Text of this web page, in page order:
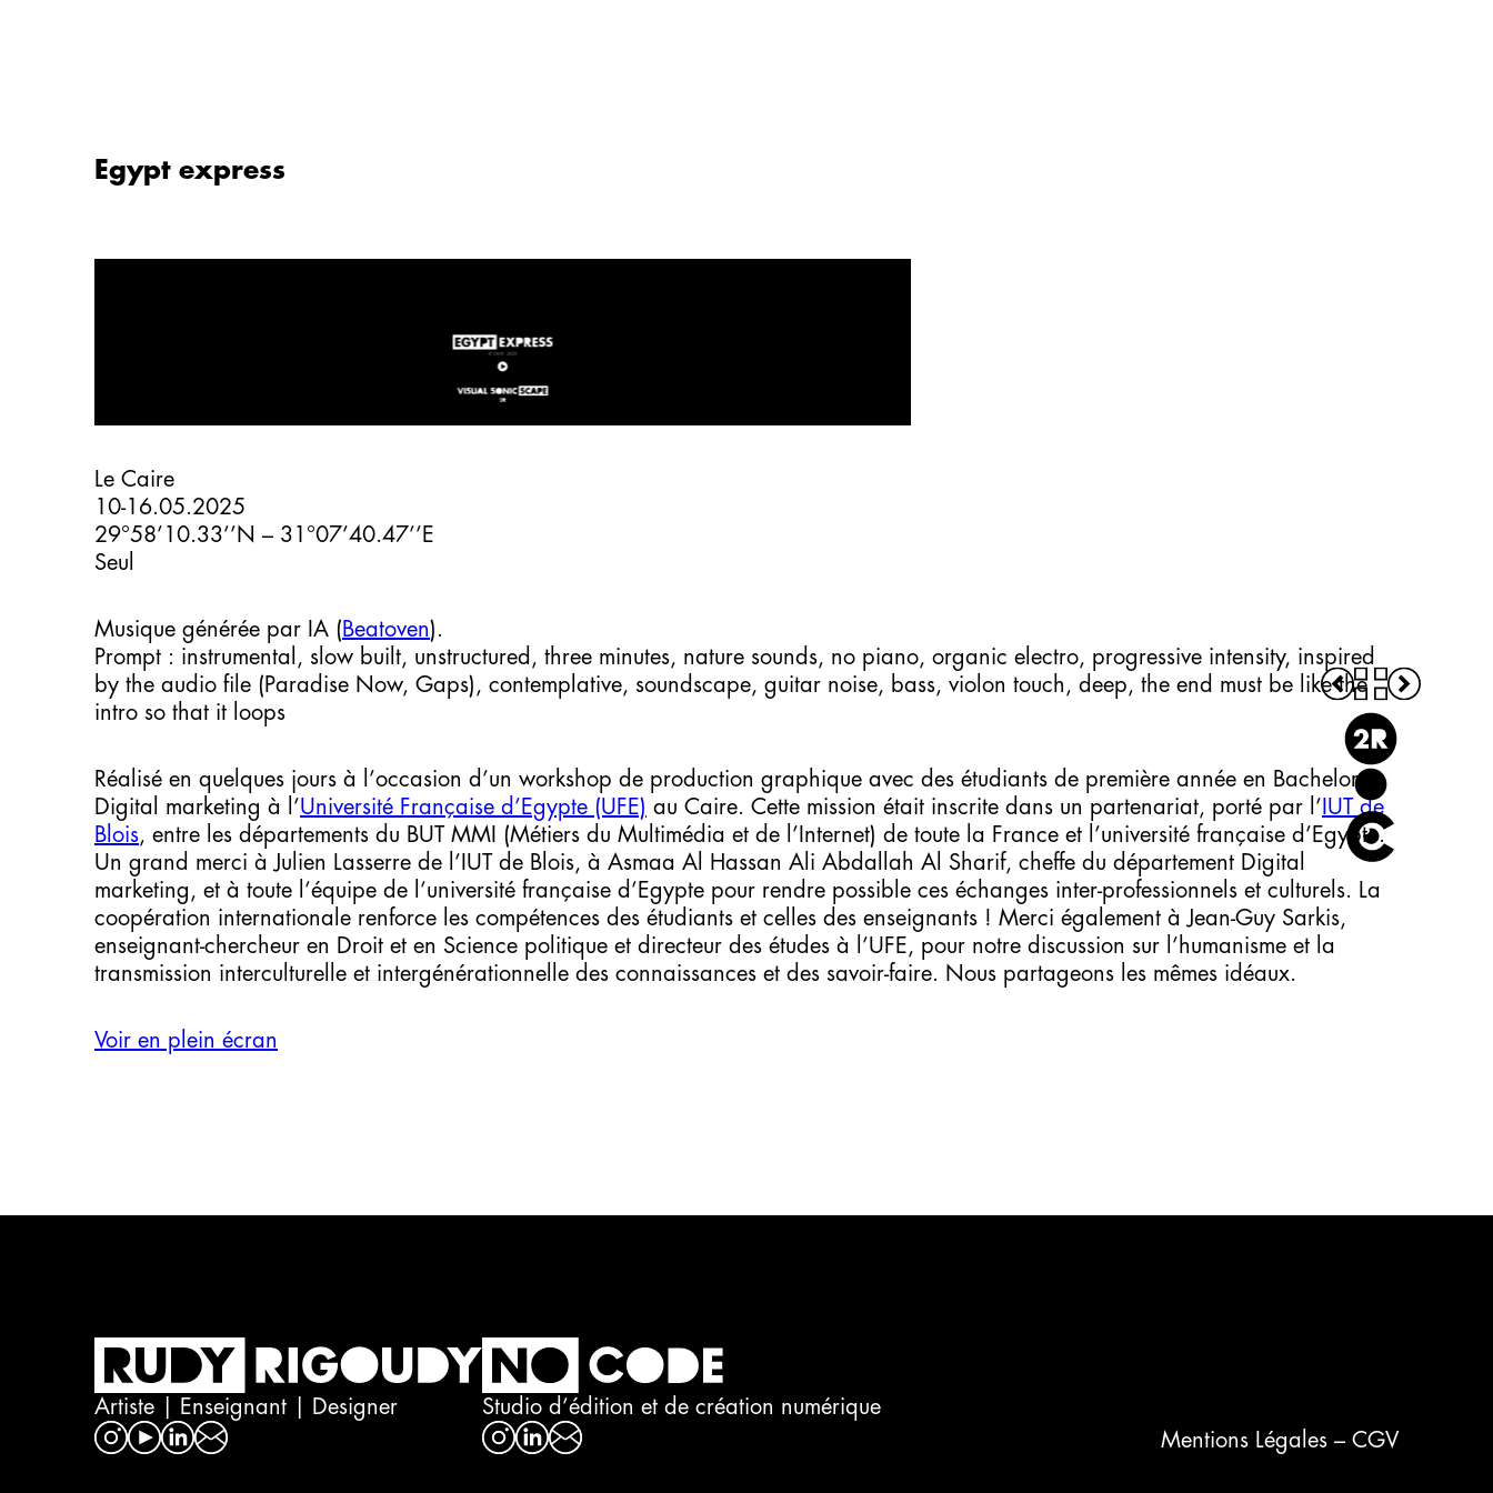
Panogram
Design
Egypt express
Le Caire
10-16.05.2025
29°58’10.33’’N – 31°07’40.47’’E
Seul
Musique générée par IA (Beatoven).
Prompt : instrumental, slow built, unstructured, three minutes, nature sounds, no piano, organic electro, progressive intensity, inspired
by the audio file (Paradise Now, Gaps), contemplative, soundscape, guitar noise, bass, violon touch, deep, the end must be like the
intro so that it loops
Réalisé en quelques jours à l’occasion d’un workshop de production graphique avec des étudiants de première année en Bachelor
Digital marketing à l’Université Française d’Egypte (UFE) au Caire. Cette mission était inscrite dans un partenariat, porté par l’ IUT de
Blois, entre les départements du BUT MMI (Métiers du Multimédia et de l’Internet) de toute la France et l’université française d’Egypte.
Un grand merci à Julien Lasserre de l’IUT de Blois, à Asmaa Al Hassan Ali Abdallah Al Sharif, cheffe du département Digital
marketing, et à toute l’équipe de l’université française d’Egypte pour rendre possible ces échanges inter-professionnels et culturels. La
coopération internationale renforce les compétences des étudiants et celles des enseignants ! Merci également à Jean-Guy Sarkis,
enseignant-chercheur en Droit et en Science politique et directeur des études à l’UFE, pour notre discussion sur l’humanisme et la
transmission interculturelle et intergénérationnelle des connaissances et des savoir-faire. Nous partageons les mêmes idéaux.
Voir en plein écran
Artiste | Enseignant | Designer
Studio d’édition et de création numérique
Mentions Légales – CGV